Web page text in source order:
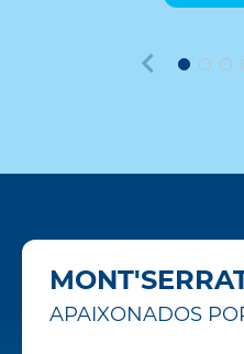
APAIXONADOS